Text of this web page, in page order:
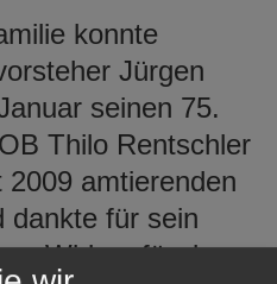
konnte
Jürgen
seinen 75.
Thilo Rentschler
amtierenden
dankte für sein
Wirken für den